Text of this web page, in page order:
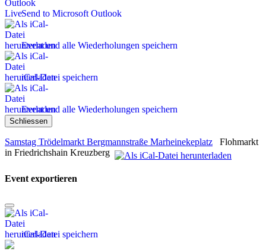
Send to Microsoft Outlook
Event und alle Wiederholungen speichern
iCal-Datei speichern
Event und alle Wiederholungen speichern
Schliessen
Samstag Trödelmarkt Bergmannstraße Marheinekeplatz Flohmarkt
in Friedrichshain Kreuzberg
Event exportieren
iCal-Datei speichern